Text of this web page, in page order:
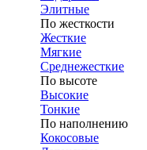
Элитные
По жесткости
Жесткие
Мягкие
Среднежесткие
По высоте
Высокие
Тонкие
По наполнению
Кокосовые